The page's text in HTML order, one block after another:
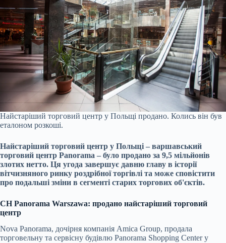
Найстаріший торговий центр у Польщі продано. Колись він був
еталоном розкоші.
Найстаріший торговий центр у Польщі – варшавський
торговий центр Panorama – було продано за 9,5 мільйонів
злотих нетто. Ця угода завершує давню главу в історії
вітчизняного ринку роздрібної торгівлі та може сповістити
про подальші зміни в сегменті старих торгових об'єктів.
CH Panorama Warszawa: продано найстаріший торговий
центр
Nova Panorama, дочірня компанія Amica Group, продала
торговельну та сервісну будівлю Panorama Shopping Center у